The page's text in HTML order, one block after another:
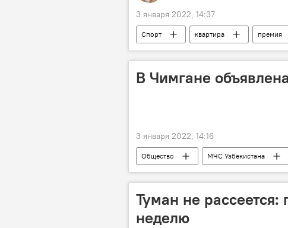
3 января 2022, 14:37
Спорт квартира премия
Нодирбек Абдусатторов
В Чимгане
3 января 2022, 14:16
Общество МЧС Узбекистана
Туман не рассеется:
неделю